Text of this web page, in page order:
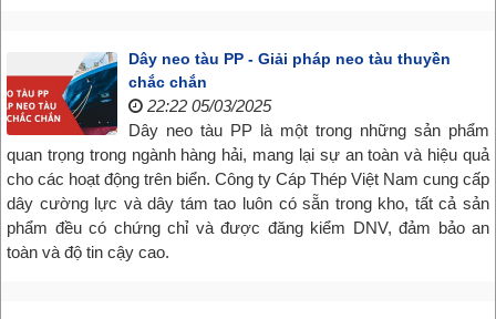
Dây neo tàu PP - Giải pháp neo tàu thuyền
chắc chắn
22:22 05/03/2025
Dây neo tàu PP là một trong những sản phẩm
quan trọng trong ngành hàng hải, mang lại sự an toàn và hiệu quả
cho các hoạt động trên biển. Công ty Cáp Thép Việt Nam cung cấp
dây cường lực và dây tám tao luôn có sẵn trong kho, tất cả sản
phẩm đều có chứng chỉ và được đăng kiểm DNV, đảm bảo an
toàn và độ tin cậy cao.